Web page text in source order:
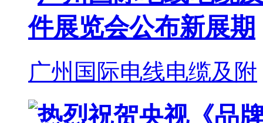
广州国际电线电缆及附